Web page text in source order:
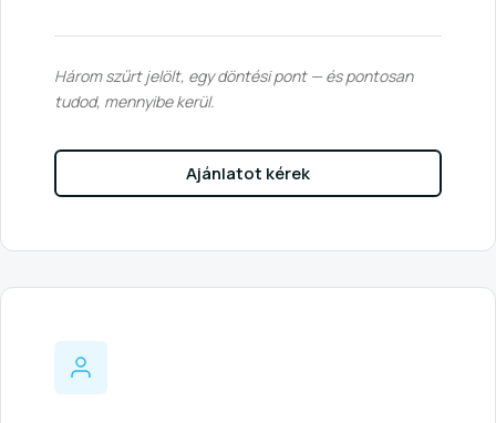
Három szűrt jelölt, egy döntési pont — és pontosan
tudod, mennyibe kerül.
Ajánlatot kérek